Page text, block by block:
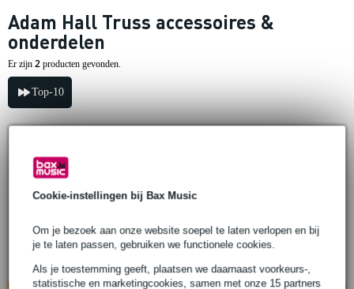
Cookie-instellingen bij Bax Music
Om je bezoek aan onze website soepel te laten verlopen en bij
je te laten passen, gebruiken we functionele cookies.
Als je toestemming geeft, plaatsen we daarnaast voorkeurs-,
statistische en marketingcookies, samen met onze 15 partners
Adam Hall Truss accessoires &
onderdelen
Er zijn 2 producten gevonden.
Top-10
Eurotruss Roll Board
Adviesprijs € 13,05 € 12,90